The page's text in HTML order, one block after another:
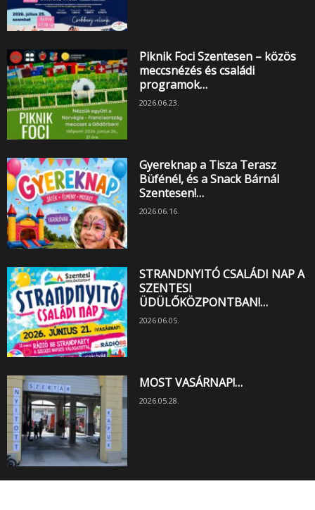
Piknik Foci Szentesen – közös
meccsnézés és családi
programok…
2026.06.23.
Gyereknap a Tisza Terasz
Büfénél, és a Snack Bárnál
Szentesen!…
2026.06.16.
STRANDNYITÓ CSALÁDI NAP A
SZENTESI
ÜDÜLŐKÖZPONTBAN!…
2026.06.05.
MOST VASÁRNAP!…
2026.05.28.